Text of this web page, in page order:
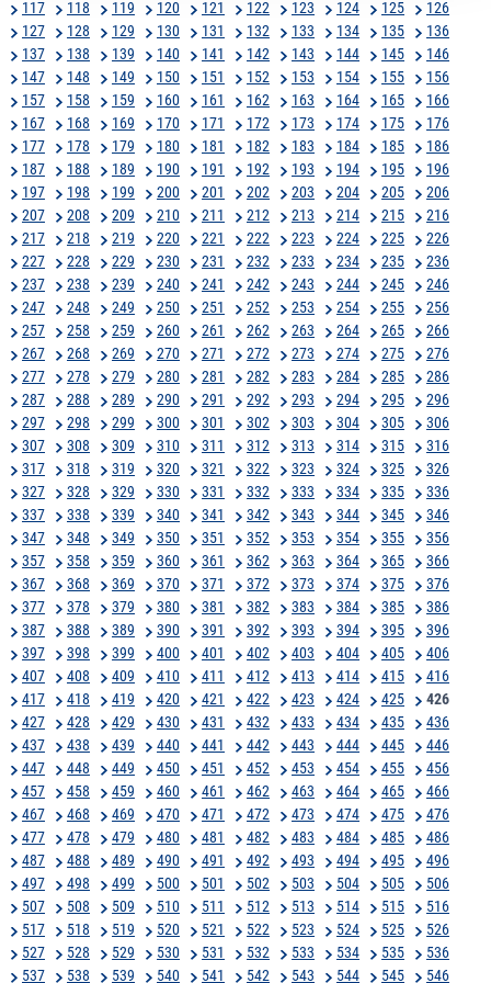
117
118 119 120 121 122 123 124 125
126
127
128 129 130 131 132 133 134 135
136
137
138 139 140 141 142 143 144 145
146
147
148 149 150 151 152 153 154 155
156
157
158 159 160 161 162 163 164 165
166
167
168 169 170 171 172 173 174 175
176
177
178 179 180 181 182 183 184 185
186
187
188 189 190 191 192 193 194 195
196
197
198 199 200 201 202 203 204 205
206
207
208 209 210 211 212 213 214 215
216
217
218 219 220 221 222 223 224 225
226
227
228 229 230 231 232 233 234 235
236
237
238 239 240 241 242 243 244 245
246
247
248 249 250 251 252 253 254 255
256
257
258 259 260 261 262 263 264 265
266
267
268 269 270 271 272 273 274 275
276
277
278 279 280 281 282 283 284 285
286
287
288 289 290 291 292 293 294 295
296
297
298 299 300 301 302 303 304 305
306
307
308 309 310 311 312 313 314 315
316
317
318 319 320 321 322 323 324 325
326
327
328 329 330 331 332 333 334 335
336
337
338 339 340 341 342 343 344 345
346
347
348 349 350 351 352 353 354 355
356
357
358 359 360 361 362 363 364 365
366
367
368 369 370 371 372 373 374 375
376
377
378 379 380 381 382 383 384 385
386
387
388 389 390 391 392 393 394 395
396
397
398 399 400 401 402 403 404 405
406
407
408 409 410 411 412 413 414 415
416
417
418 419 420 421 422 423 424 425
426
427
428 429 430 431 432 433 434 435
436
437
438 439 440 441 442 443 444 445
446
447
448 449 450 451 452 453 454 455
456
457
458 459 460 461 462 463 464 465
466
467
468 469 470 471 472 473 474 475
476
477
478 479 480 481 482 483 484 485
486
487
488 489 490 491 492 493 494 495
496
497
498 499 500 501 502 503 504 505
506
507
508 509 510 511 512 513 514 515
516
517
518 519 520 521 522 523 524 525
526
527
528 529 530 531 532 533 534 535
536
537
538 539 540 541 542 543 544 545 546